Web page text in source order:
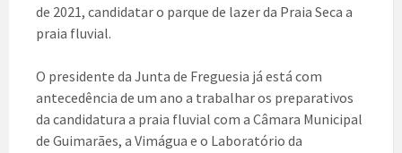
de 2021, candidatar o parque de lazer da Praia Seca a
praia fluvial.
O presidente da Junta de Freguesia já está com
antecedência de um ano a trabalhar os preparativos
da candidatura a praia fluvial com a Câmara Municipal
de Guimarães, a Vimágua e o Laboratório da